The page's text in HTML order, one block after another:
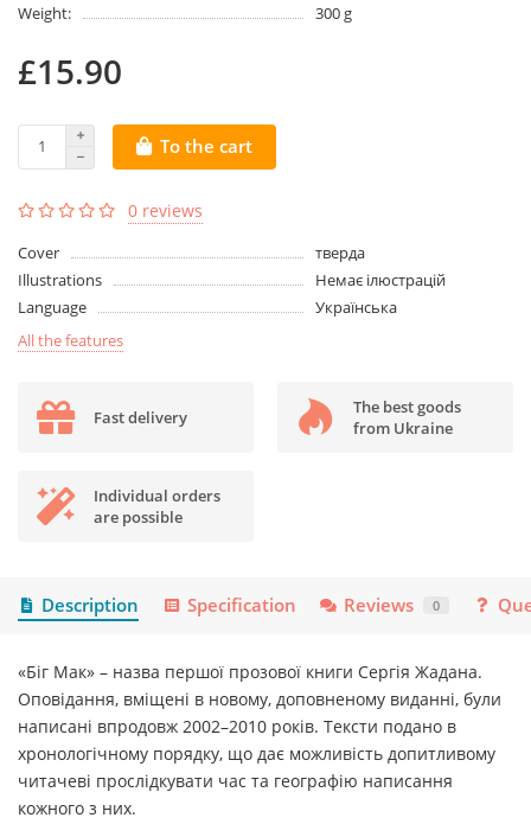
Weight:
300 g
£15.90
To the cart
0 reviews
Cover
тверда
Illustrations
Немає ілюстрацій
Language
Українська
All the features
Fast delivery
The best goods
from Ukraine
Individual orders
are possible
Description Specification Reviews 0
«Біг Мак» – назва першої прозової книги Сергія Жадана.
Оповідання, вміщені в новому, доповненому виданні, були
написані впродовж 2002–2010 років. Тексти подано в
хронологічному порядку, що дає можливість допитливому
читачеві прослідкувати час та географію написання
кожного з них.